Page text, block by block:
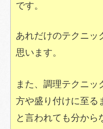
です。
あれだけのテクニッ
思います。
また、調理テクニッ
方や盛り付けに至る
と言われても分から